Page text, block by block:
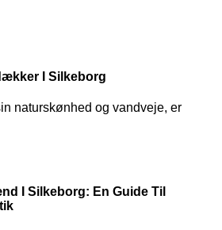
I Silkeborg
naturskønhed og vandveje, er
I Silkeborg: En Guide Til